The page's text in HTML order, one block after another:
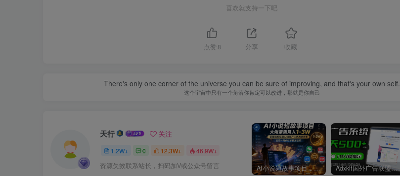
喜欢就支持一下吧
点赞 8 分享 收藏
There's only one corner of the universe you can be sure of improving, and that's your own self.
这个宇宙中只有一个角落你肯定可以改进，那就是你自己
天行 关注
1.2W+ 0 12.3W+ 46.9W+
资源失效联系站长，扫码加V或公众号留言 AI小说短故事项目，大佬亲测月入1-3W，零基础教你用AI批量产出优质短故事，实现一稿多吃多渠道变现 Adxkit国外广告联盟系统，一天上500+广告，让你的投放更加高效简单！